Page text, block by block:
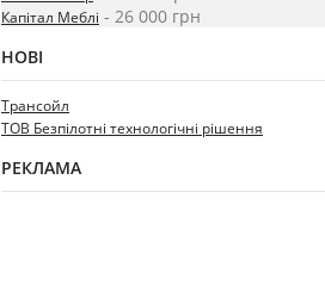
Капітал Меблі - 26 000 грн
НОВІ
Трансойл
ТОВ Безпілотні технологічні рішення
РЕКЛАМА